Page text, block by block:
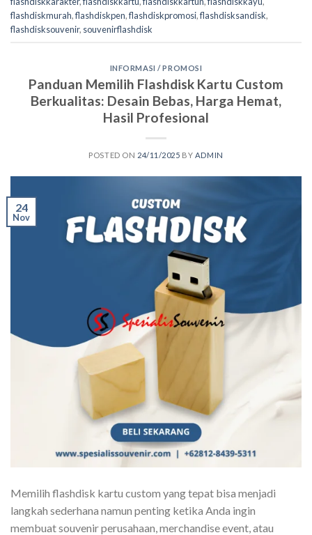
flashdiskmurah,flashdiskpen,flashdiskpromosi,flashdisksandisk,
flashdisksouvenir, souvenirflashdisk
INFORMASI / PROMOSI
Panduan Memilih Flashdisk Kartu Custom
Berkualitas: Desain Bebas, Harga Hemat,
Hasil Profesional
POSTED ON 24/11/2025 BY ADMIN
24
Nov
Memilih flashdisk kartu custom yang tepat bisa menjadi
langkah sederhana namun penting ketika Anda ingin
membuat souvenir perusahaan, merchandise event, atau